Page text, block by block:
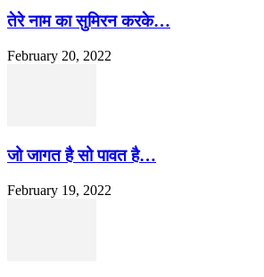
तेरे नाम का सुमिरन करके…
February 20, 2022
जो जागत है सो पावत है…
February 19, 2022